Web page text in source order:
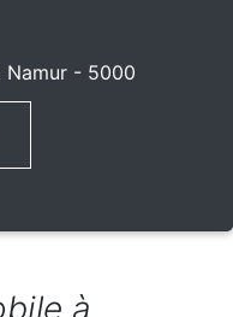
Namur - 5000